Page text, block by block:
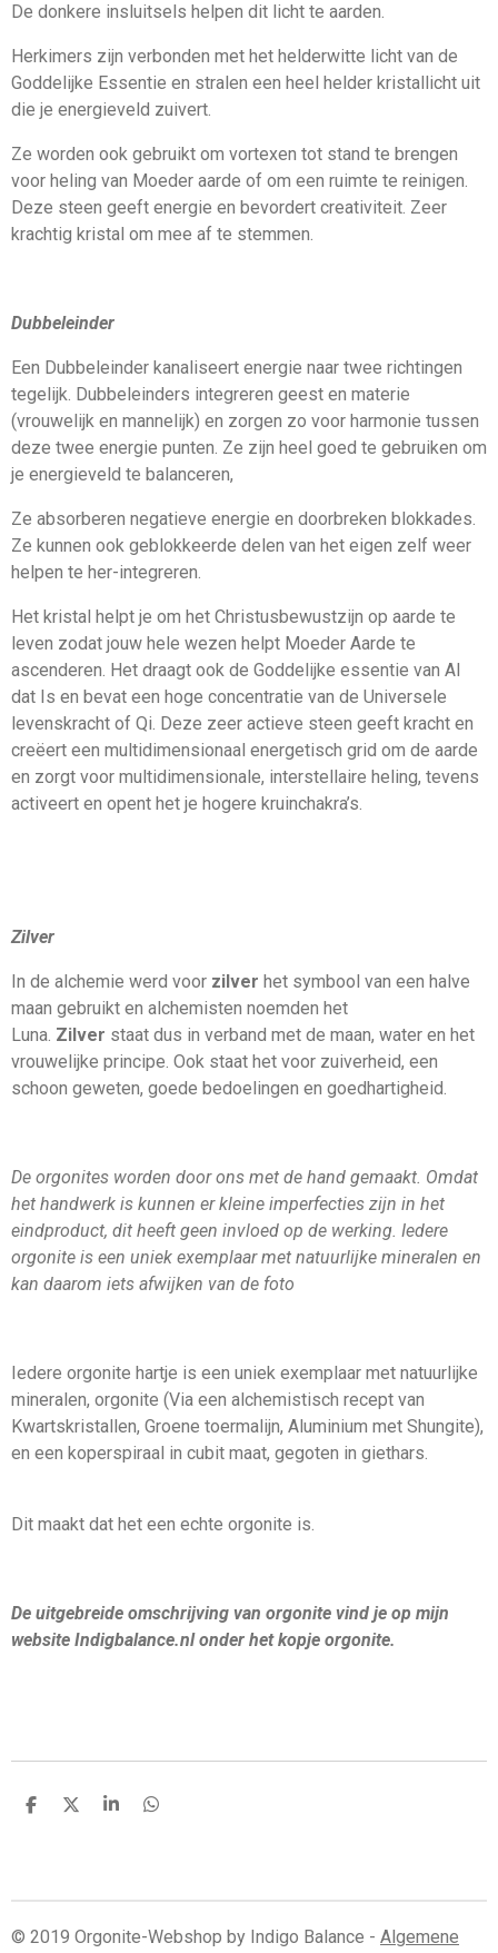
De donkere insluitsels helpen dit licht te aarden.
Herkimers zijn verbonden met het helderwitte licht van de
Goddelijke Essentie en stralen een heel helder kristallicht uit
die je energieveld zuivert.
Ze worden ook gebruikt om vortexen tot stand te brengen
voor heling van Moeder aarde of om een ruimte te reinigen.
Deze steen geeft energie en bevordert creativiteit. Zeer
krachtig kristal om mee af te stemmen.
Dubbeleinder
Een Dubbeleinder kanaliseert energie naar twee richtingen
tegelijk. Dubbeleinders integreren geest en materie
(vrouwelijk en mannelijk) en zorgen zo voor harmonie tussen
deze twee energie punten. Ze zijn heel goed te gebruiken om
je energieveld te balanceren,
Ze absorberen negatieve energie en doorbreken blokkades.
Ze kunnen ook geblokkeerde delen van het eigen zelf weer
helpen te her-integreren.
Het kristal helpt je om het Christusbewustzijn op aarde te
leven zodat jouw hele wezen helpt Moeder Aarde te
ascenderen. Het draagt ook de Goddelijke essentie van Al
dat Is en bevat een hoge concentratie van de Universele
levenskracht of Qi. Deze zeer actieve steen geeft kracht en
creëert een multidimensionaal energetisch grid om de aarde
en zorgt voor multidimensionale, interstellaire heling, tevens
activeert en opent het je hogere kruinchakra’s.
Zilver
In de alchemie werd voor zilver het symbool van een halve
maan gebruikt en alchemisten noemden het
Luna. Zilver staat dus in verband met de maan, water en het
vrouwelijke principe. Ook staat het voor zuiverheid, een
schoon geweten, goede bedoelingen en goedhartigheid.
De orgonites worden door ons met de hand gemaakt. Omdat
het handwerk is kunnen er kleine imperfecties zijn in het
eindproduct, dit heeft geen invloed op de werking. Iedere
orgonite is een uniek exemplaar met natuurlijke mineralen en
kan daarom iets afwijken van de foto
Iedere orgonite hartje is een uniek exemplaar met natuurlijke
mineralen, orgonite (Via een alchemistisch recept van
Kwartskristallen, Groene toermalijn, Aluminium met Shungite),
en een koperspiraal in cubit maat, gegoten in giethars.
Dit maakt dat het een echte orgonite is.
De uitgebreide omschrijving van orgonite vind je op mijn
website Indigbalance.nl onder het kopje orgonite.
D
D
S
D
© 2019 Orgonite-Webshop by Indigo Balance - Algemene